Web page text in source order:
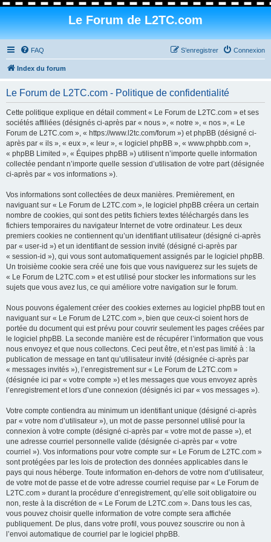
Le Forum de L2TC.com
FAQ Connexion
S’enregistrer
Index du forum
Le Forum de L2TC.com - Politique de confidentialité
Cette politique explique en détail comment « Le Forum de L2TC.com » et ses
sociétés affiliées (désignés ci-après par « nous », « notre », « nos », « Le
Forum de L2TC.com », « https://www.l2tc.com/forum ») et phpBB (désigné ci-
après par « ils », « eux », « leur », « logiciel phpBB », « www.phpbb.com »,
« phpBB Limited », « Équipes phpBB ») utilisent n’importe quelle information
collectée pendant n’importe quelle session d’utilisation de votre part (désignée
ci-après par « vos informations »).
Vos informations sont collectées de deux manières. Premièrement, en
naviguant sur « Le Forum de L2TC.com », le logiciel phpBB créera un certain
nombre de cookies, qui sont des petits fichiers textes téléchargés dans les
fichiers temporaires du navigateur Internet de votre ordinateur. Les deux
premiers cookies ne contiennent qu’un identifiant utilisateur (désigné ci-après
par « user-id ») et un identifiant de session invité (désigné ci-après par
« session-id »), qui vous sont automatiquement assignés par le logiciel phpBB.
Un troisième cookie sera créé une fois que vous naviguerez sur les sujets de
« Le Forum de L2TC.com » et est utilisé pour stocker les informations sur les
sujets que vous avez lus, ce qui améliore votre navigation sur le forum.
Nous pouvons également créer des cookies externes au logiciel phpBB tout en
naviguant sur « Le Forum de L2TC.com », bien que ceux-ci soient hors de
portée du document qui est prévu pour couvrir seulement les pages créées par
le logiciel phpBB. La seconde manière est de récupérer l’information que vous
nous envoyez et que nous collectons. Ceci peut être, et n’est pas limité à : la
publication de message en tant qu’utilisateur invité (désignée ci-après par
« messages invités »), l’enregistrement sur « Le Forum de L2TC.com »
(désignée ici par « votre compte ») et les messages que vous envoyez après
l’enregistrement et lors d’une connexion (désignés ici par « vos messages »).
Votre compte contiendra au minimum un identifiant unique (désigné ci-après
par « votre nom d’utilisateur »), un mot de passe personnel utilisé pour la
connexion à votre compte (désigné ci-après par « votre mot de passe »), et
une adresse courriel personnelle valide (désignée ci-après par « votre
courriel »). Vos informations pour votre compte sur « Le Forum de L2TC.com »
sont protégées par les lois de protection des données applicables dans le
pays qui nous héberge. Toute information en-dehors de votre nom d’utilisateur,
de votre mot de passe et de votre adresse courriel requise par « Le Forum de
L2TC.com » durant la procédure d’enregistrement, qu’elle soit obligatoire ou
non, reste à la discrétion de « Le Forum de L2TC.com ». Dans tous les cas,
vous pouvez choisir quelle information de votre compte sera affichée
publiquement. De plus, dans votre profil, vous pouvez souscrire ou non à
l’envoi automatique de courriel par le logiciel phpBB.